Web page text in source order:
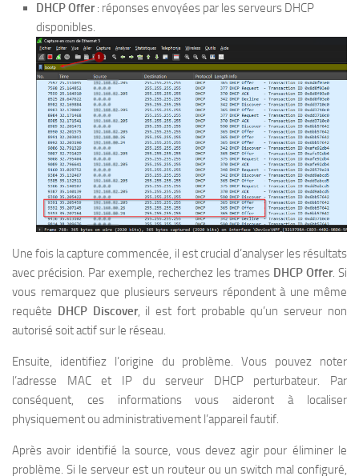
DHCP Offer: réponses envoyées par les serveurs DHCP
disponibles.
Une fois la capture commencée, il est crucial d’analyser les résultats
avec précision. Par exemple, recherchez les trames DHCP Offer. Si
vous remarquez que plusieurs serveurs répondent à une même
requête DHCP Discover, il est fort probable qu’un serveur non
autorisé soit actif sur le réseau.
Ensuite, identifiez l’origine du problème. Vous pouvez noter
l’adresse MAC et IP du serveur DHCP perturbateur. Par
conséquent, ces informations vous aideront à localiser
physiquement ou administrativement l’appareil fautif.
Après avoir identifié la source, vous devez agir pour éliminer le
problème. Si le serveur est un routeur ou un switch mal configuré,